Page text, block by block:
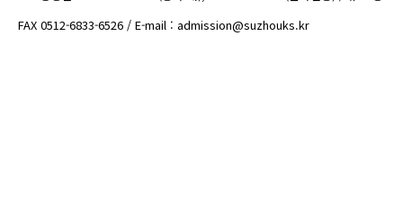
FAX 0512-6833-6526 / E-mail : admission@suzhouks.kr